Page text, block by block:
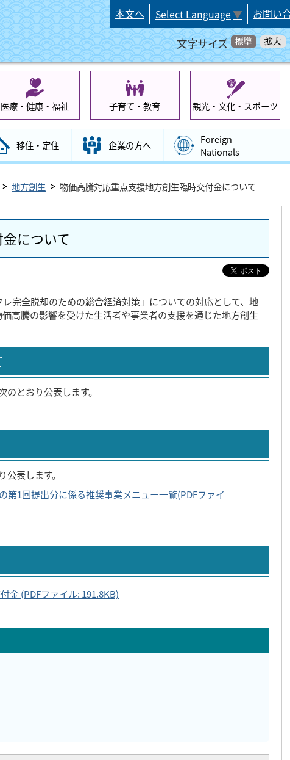
本文へ Select Language▼ お問い
文字サイズ
医療・健康・福祉 子育て・教育 観光・文化・スポーツ
移住・定住 企業の方へ
Foreign
Nationals
地方創生 物価高騰対応重点支援地方創生臨時交付金について
について
完全脱却のための総合経済対策」についての対応として、地
高騰の影響を受けた生活者や事業者の支援を通じた地方創生
とおり公表します。
表します。
1回提出分に係る推奨事業メニュー一覧(PDFファイ
金 (PDFファイル: 191.8KB)